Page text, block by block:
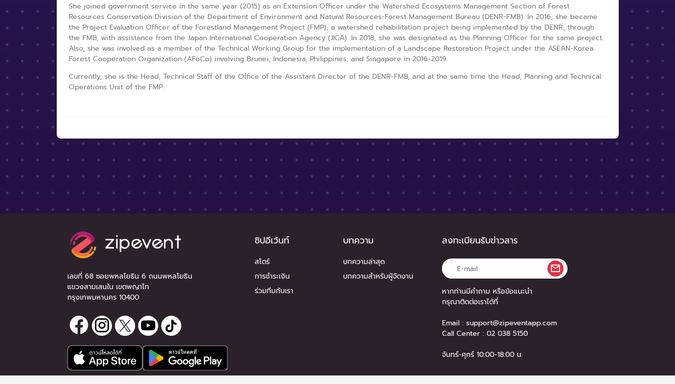
She joined government service in the same year (2015) as an Extension Officer under the Watershed Ecosystems Management Section of Forest
Resources Conservation Division of the Department of Environment and Natural Resources-Forest Management Bureau (DENR-FMB). In 2016, she became
the Project Evaluation Officer of the Forestland Management Project (FMP), a watershed rehabilitation project being implemented by the DENR, through
the FMB, with assistance from the Japan International Cooperation Agency (JICA). In 2018, she was designated as the Planning Officer for the same project.
Also, she was involved as a member of the Technical Working Group for the implementation of a Landscape Restoration Project under the ASEAN-Korea
Forest Cooperation Organization (AFoCo) involving Brunei, Indonesia, Philippines, and Singapore in 2016-2019.
Currently, she is the Head, Technical Staff of the Office of the Assistant Director of the DENR-FMB, and at the same time the Head, Planning and Technical
Operations Unit of the FMP.
เลขที่ 68 ซอยพหลโยธิน 6 ถนนพหลโยธิน
แขวงสามเสนใน เขตพญาไท
กรุงเทพมหานคร 10400
ซิปอีเว้นท์
สโตร์
การชำระเงิน
ร่วมทีมกับเรา
บทความ
บทความล่าสุด
บทความสำหรับผู้จัดงาน
ลงทะเบียนรับข่าวสาร
หากท่านมีคำถาม หรือข้อแนะนำ
กรุณาติดต่อเราได้ที่
Email : support@zipeventapp.com
Call Center : 02 038 5150
จันทร์-ศุกร์ 10:00-18:00 น.